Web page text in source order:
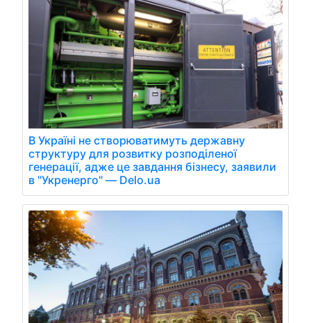
В Україні не створюватимуть державну
структуру для розвитку розподіленої
генерації, адже це завдання бізнесу, заявили
в "Укренерго" — Delo.ua